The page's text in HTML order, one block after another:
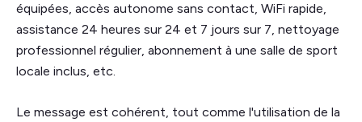
équipées, accès autonome sans contact, WiFi rapide,
assistance 24 heures sur 24 et 7 jours sur 7, nettoyage
professionnel régulier, abonnement à une salle de sport
locale inclus, etc.
Le message est cohérent, tout comme l'utilisation de la